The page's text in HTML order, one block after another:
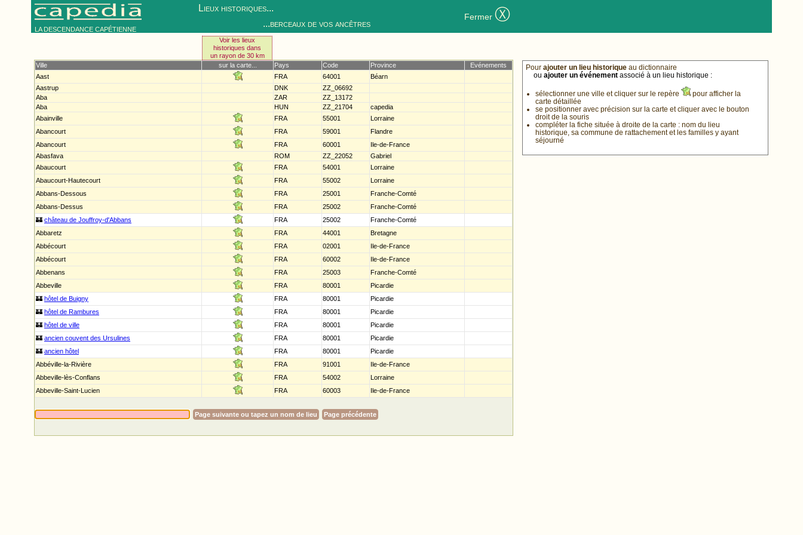
LA DESCENDANCE CAPÉTIENNE
Lieux historiques...
...berceaux de vos ancêtres
Fermer Ⓧ
Voir les lieux
historiques dans
un rayon de 30 km
Ville
sur la carte... Pays Code Province
Evénements
Aast
FRA 64001
Béarn
Aastrup
DNK
ZZ_06692
Aba
ZAR
ZZ_13172
Aba
HUN ZZ_21704
capedia
Abainville
FRA 55001
Lorraine
Abancourt
FRA 59001
Flandre
Abancourt
FRA 60001
Ile-de-France
Abasfava
ROM ZZ_22052
Gabriel
Abaucourt
FRA 54001
Lorraine
Abaucourt-Hautecourt
FRA 55002
Lorraine
Abbans-Dessous
FRA 25001
Franche-Comté
Abbans-Dessus
FRA 25002
Franche-Comté
🏰 château de Jouffroy-d'Abbans FRA 25002
Franche-Comté
Abbaretz
FRA 44001
Bretagne
Abbécourt
FRA 02001
Ile-de-France
Abbécourt
FRA 60002
Ile-de-France
Abbenans
FRA 25003
Franche-Comté
Abbeville
FRA 80001
Picardie
🏰 hôtel de Buigny FRA 80001
Picardie
🏰 hôtel de Rambures FRA 80001
Picardie
🏰 hôtel de ville FRA 80001
Picardie
🏰 ancien couvent des Ursulines FRA 80001
Picardie
🏰 ancien hôtel FRA 80001
Picardie
Abbéville-la-Rivière
FRA 91001
Ile-de-France
Abbeville-lès-Conflans
FRA 54002
Lorraine
Abbeville-Saint-Lucien
FRA 60003 Ile-de-France
Pour ajouter un lieu historique au dictionnaire
ou ajouter un événement associé à un lieu historique :
sélectionner une ville et cliquer sur le repère
pour afficher la
carte détaillée
se positionner avec précision sur la carte et cliquer avec le bouton
droit de la souris
compléter la fiche située à droite de la carte : nom du lieu
historique, sa commune de rattachement et les familles y ayant
séjourné